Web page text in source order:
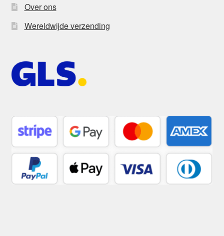
Over ons
Wereldwijde verzending